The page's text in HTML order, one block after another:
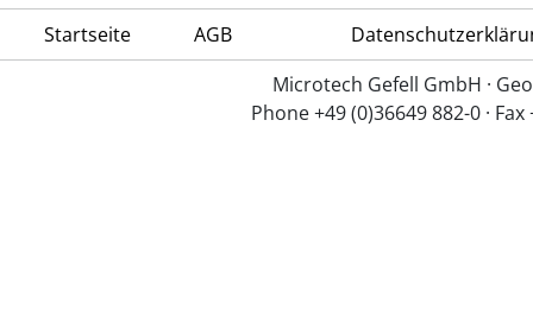
Startseite AGB
Microtech Gefell GmbH ·
Phone +49 (0)36649 882-0 ·